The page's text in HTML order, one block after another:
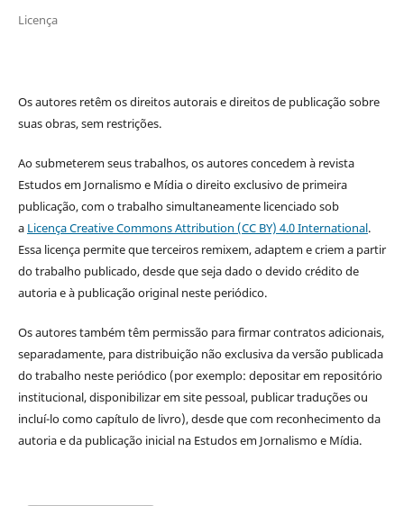
Licença
Os autores retêm os direitos autorais e direitos de publicação sobre
suas obras, sem restrições.
Ao submeterem seus trabalhos, os autores concedem à revista
Estudos em Jornalismo e Mídia o direito exclusivo de primeira
publicação, com o trabalho simultaneamente licenciado sob
a Licença Creative Commons Attribution (CC BY) 4.0 International.
Essa licença permite que terceiros remixem, adaptem e criem a partir
do trabalho publicado, desde que seja dado o devido crédito de
autoria e à publicação original neste periódico.
Os autores também têm permissão para firmar contratos adicionais,
separadamente, para distribuição não exclusiva da versão publicada
do trabalho neste periódico (por exemplo: depositar em repositório
institucional, disponibilizar em site pessoal, publicar traduções ou
incluí-lo como capítulo de livro), desde que com reconhecimento da
autoria e da publicação inicial na Estudos em Jornalismo e Mídia.